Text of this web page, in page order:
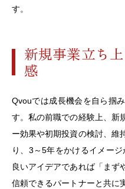
す。
新規事業立ち
感
Qvouでは成長機会を自ら掴
す。私の前職での経験上、新
ー効果や初期投資の検討、維
り、3～5年をかけるイメー
良いアイデアであれば「まず
信頼できるパートナーと共に